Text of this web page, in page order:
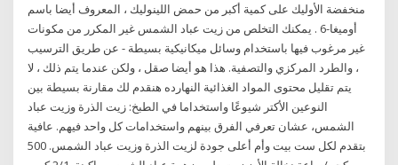
منخفضة الأوليك على كمية أكبر من حمض اللينوليك ، المعروف أيضا باسم
أوميغا-6 . يمكنك التخلص من زيت عباد الشمس غير المكرر من مكونات
غير مرغوب فيها باستخدام وسائل ميكانيكية بسيطة - عن طريق الترسيب
، والطرد المركزي والتصفية. هذا هو أيضا صقل ، ولكن عندما يتم ذلك ، لا
يتم تقليل محتوى المواد الغذائية النهارده هنقدم لك مقارنة بسيطة بين
النوعين الأكتر شيوعًا واستخداما في الطبخ: زيت الذرة وزيت عباد
الشمس، عشان تعرفي الفرق بينهم واستخدامات كل واحد فيهم. عافية
بتقدم لكل ست بيت وأم أعلى جودة لزيت الذرة وزيت عباد الشمس. 500